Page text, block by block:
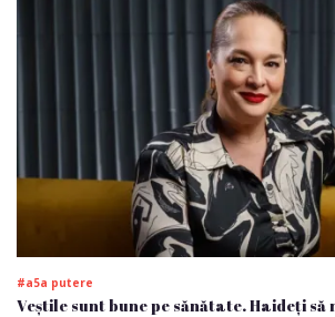
#a5a putere
Veștile sunt bune pe sănătate. Haideți să